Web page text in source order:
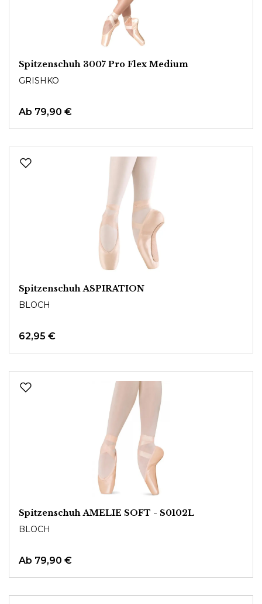
Spitzenschuh 3007 Pro Flex Medium
GRISHKO
Ab 79,90 €
Spitzenschuh ASPIRATION
BLOCH
62,95 €
Spitzenschuh AMELIE SOFT - S0102L
BLOCH
Ab 79,90 €